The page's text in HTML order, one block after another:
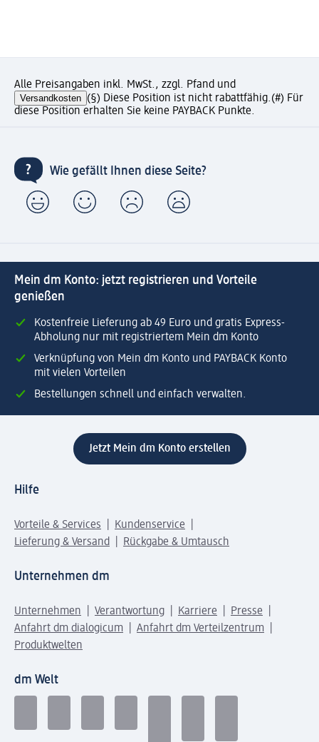
Alle Preisangaben inkl. MwSt., zzgl. Pfand und
Versandkosten (§) Diese Position ist nicht rabattfähig.(#) Für
diese Position erhalten Sie keine PAYBACK Punkte.
Wie gefällt Ihnen diese Seite?
Mein dm Konto: jetzt registrieren und Vorteile
genießen
Kostenfreie Lieferung ab 49 Euro und gratis Express-
Abholung nur mit registriertem Mein dm Konto
Verknüpfung von Mein dm Konto und PAYBACK Konto
mit vielen Vorteilen
Bestellungen schnell und einfach verwalten.
Jetzt Mein dm Konto erstellen
Hilfe
Vorteile & Services
Kundenservice
Lieferung & Versand
Rückgabe & Umtausch
Unternehmen dm
Unternehmen Verantwortung Karriere
Presse
Anfahrt dm dialogicum
Anfahrt dm Verteilzentrum
Produktwelten
dm Welt